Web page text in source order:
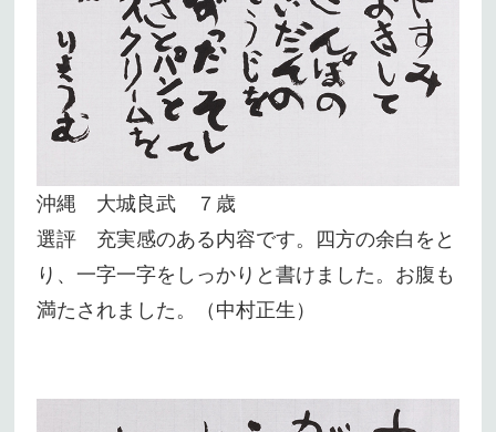
沖縄 大城良武 ７歳
選評 充実感のある内容です。四方の余白をと
り、一字一字をしっかりと書けました。お腹も
満たされました。（中村正生）